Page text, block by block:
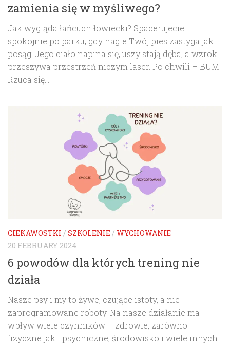
zamienia się w myśliwego?
Jak wygląda łańcuch łowiecki? Spacerujecie
spokojnie po parku, gdy nagle Twój pies zastyga jak
posąg. Jego ciało napina się, uszy stają dęba, a wzrok
przeszywa przestrzeń niczym laser. Po chwili – BUM!
Rzuca się...
CIEKAWOSTKI / SZKOLENIE/ WYCHOWANIE
20 FEBRUARY 2024
6 powodów dla których trening nie
działa
Nasze psy i my to żywe, czujące istoty, a nie
zaprogramowane roboty. Na nasze działanie ma
wpływ wiele czynników – zdrowie, zarówno
fizyczne jak i psychiczne, środowisko i wiele innych